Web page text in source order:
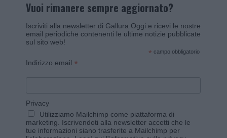
Vuoi rimanere sempre aggiornato?
Iscriviti alla newsletter di Gallura Oggi e ricevi le nostre
email periodiche contenenti le ultime notizie pubblicate
sul sito web!
* campo obbligatorio
Indirizzo email *
Privacy
Utilizziamo Mailchimp come piattaforma di
marketing. Iscrivendoti alla newsletter accetti che le
tue informazioni siano trasferite a Mailchimp per